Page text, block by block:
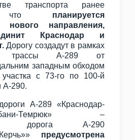
транспорта ранее
планируется
нового направления,
Краснодар и
Дорогу создадут в рамках
трассы А-289 от
западным обходом
с 73-го по 100-й
А-290.
А-289 «Краснодар-
Кубани-Темрюк» –
дорога А-290
Керчь»» предусмотрена